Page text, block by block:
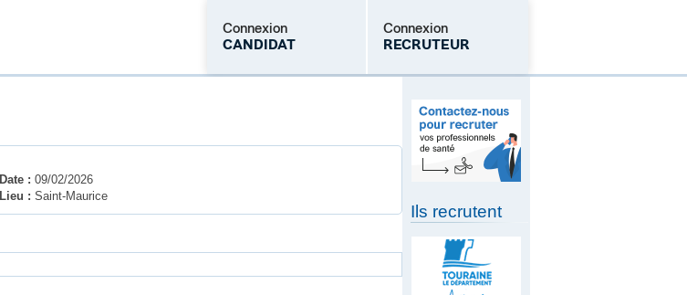
Connexion
CANDIDAT
Connexion
RECRUTEUR
Mot de passe oublié
Date : 09/02/2026
Lieu : Saint-Maurice
Ils recrutent